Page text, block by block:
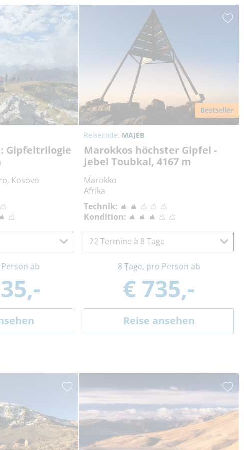
Gipfeltrilogie
Kosovo
ab
Bestseller
Reisecode: MAJEB
Marokkos höchster Gipfel -
Jebel Toubkal, 4167 m
Marokko
Afrika
Technik:
Kondition:
22 Termine à 8 Tage
8 Tage, pro Person ab
€ 735,-
Reise ansehen